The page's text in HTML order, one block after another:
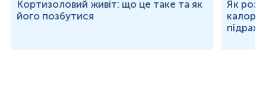
Кортизоловий живіт: що це таке та як
його позбутися
Як